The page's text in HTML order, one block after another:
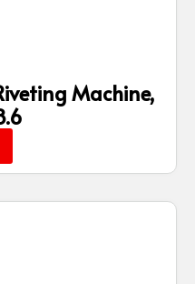
Machine,